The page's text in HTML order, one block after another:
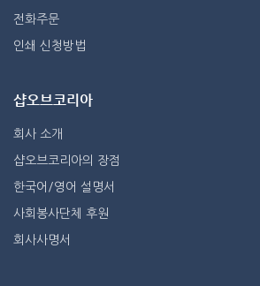
전화주문
인쇄 신청방법
샵오브코리아
회사 소개
샵오브코리아의 장점
한국어/영어 설명서
사회봉사단체 후원
회사사명서